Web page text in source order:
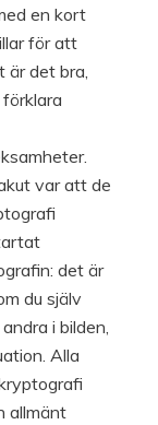
en kort
för att
är det bra,
var att de
det är
du själv
i bilden,
Alla
allmänt